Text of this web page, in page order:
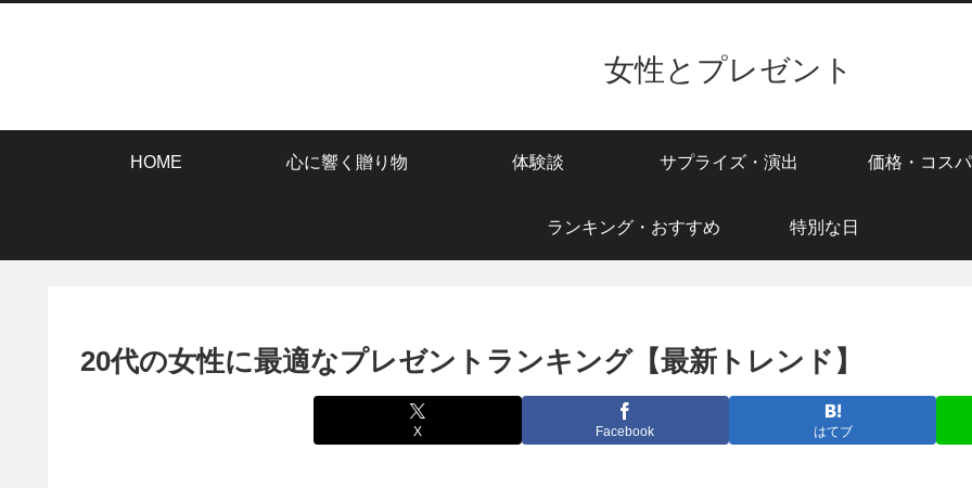
女性とプレゼント
HOME 心に響く贈り物 体験談 サプライズ・演出 価格・コスパ
ランキング・おすすめ 特別な日
20代の女性に最適なプレゼントランキング【最新トレンド】
X Facebook はてブ